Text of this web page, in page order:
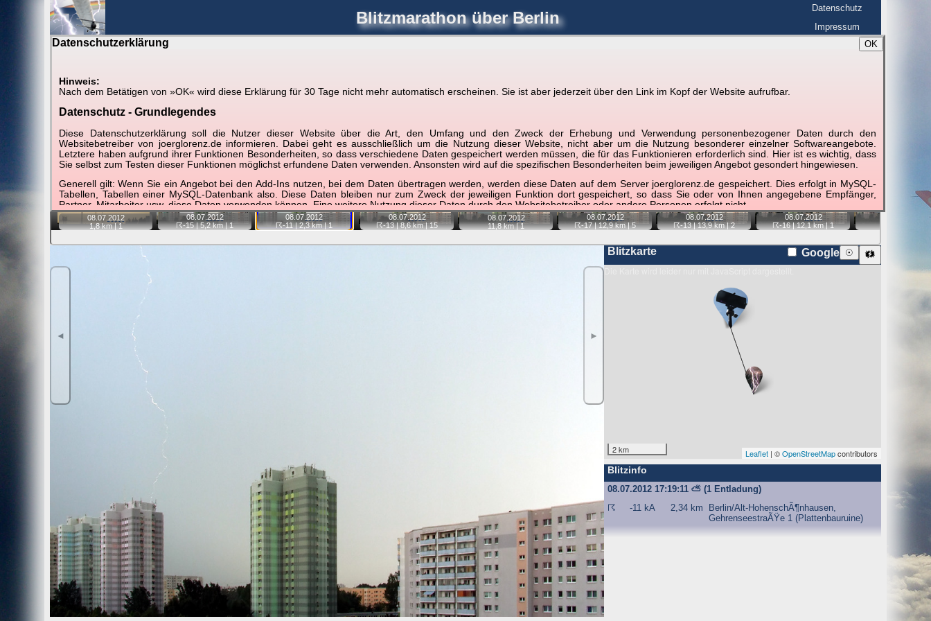
OK
Datenschutzerklärung
Hinweis:
Nach dem Betätigen von »OK« wird diese Erklärung für 30 Tage nicht mehr automatisch erscheinen. Sie ist aber jederzeit über den Link im Kopf der Website aufrufbar.
Datenschutz - Grundlegendes
Diese Datenschutzerklärung soll die Nutzer dieser Website über die Art, den Umfang und den Zweck der Erhebung und Verwendung personenbezogener Daten durch den
Websitebetreiber von joerglorenz.de informieren. Dabei geht es ausschließlich um die Nutzung dieser Website, nicht aber um die Nutzung besonderer einzelner Softwareangebote.
Letztere haben aufgrund ihrer Funktionen Besonderheiten, so dass verschiedene Daten gespeichert werden müssen, die für das Funktionieren erforderlich sind. Hier ist es wichtig, dass
Sie selbst zum Testen dieser Funktionen möglichst erfundene Daten verwenden. Ansonsten wird auf die spezifischen Besonderheiten beim jeweiligen Angebot gesondert hingewiesen.
Generell gilt: Wenn Sie ein Angebot bei den Add-Ins nutzen, bei dem Daten übertragen werden, werden diese Daten auf dem Server joerglorenz.de gespeichert. Dies erfolgt in MySQL-
Tabellen, Tabellen einer MySQL-Datenbank also. Diese Daten bleiben nur zum Zweck der jeweiligen Funktion dort gespeichert, so dass Sie oder von Ihnen angegebene Empfänger,
Partner, Mitarbeiter usw. diese Daten verwenden können. Eine weitere Nutzung dieser Daten durch den Websitebetreiber oder andere Personen erfolgt nicht.
Der Websitebetreiber nimmt Ihren Datenschutz sehr ernst und behandelt Ihre personenbezogenen Daten vertraulich und entsprechend der gesetzlichen Vorschriften. Da durch neue
Datenschutzerklärung in regelmäßigen Abständen wieder durchzulesen.
Definitionen der verwendeten Begriffe (z.B. “personenbezogene Daten” oder “Verarbeitung”) finden Sie in Art. 4 DSGVO.
Wir, der Websitebetreiber bzw. Seitenprovider, erheben aufgrund unseres berechtigten Interesses (s. Art. 6 Abs. 1 lit. f. DSGVO) Daten über Zugriffe auf die Website und speichern diese
als „Server-Logfiles“ auf dem Server der Website ab. Folgende Daten werden so protokolliert:
Besuchte Website und besuchte Webseite
Uhrzeit zum Zeitpunkt des Zugriffes
Menge der gesendeten Daten in Byte
Quelle/Verweis, von welchem Sie auf die Seite gelangten
Verwendeter Browser
Verwendetes Betriebssystem
Verwendete IP-Adresse
DSGVO und Log-Daten: Welche Daten wir von Deinen Website-Besuchern erheben und warum
Der Websitebetreiber zeichnet die o. g. Daten selbst auf und speichert sie für einige Zeit - aus Sicherheitsgründen um Angriffe zu erkennen, um z. B. Missbrauchsfälle aufklären zu
können und zur Qualitätssicherung um festzustellen, welche Seiten von wo wie oft aufgerufen werden. Müssen Daten aus Beweisgründen aufgehoben werden, sind sie solange von der
Löschung ausgenommen bis der Vorfall endgültig geklärt ist.
Reichweitenmessung & Cookies
Eine Reichweitenmessung in diesem Sinne erfolgt durch den Websitebetreiber nicht, es werden nur die Aufrufzahlen der Website und der Webseiten auf der Basis der Logfiles ohne
direkte Verbindung zu Besuchern ausgewertet.
Bei Cookies handelt es sich um kleine Dateien, welche auf Ihrem Endgerät gespeichert werden. Ihr Browser greift auf diese Dateien zu.
Diese Website verwendet ausschließlich einen Cookie mit einer ID (zufällige Zeichenfolge, PHPSESSID), damit Sie beim aktuellen Besuch der Website durch die einzelnen Seiten
identifiziert werden können. Andere Daten als die ID sind nicht enthalten; der Cookie verfällt sofort mit dem Beenden der Browsersitzung. Benötigt wird der Cookie allerdings auch nur,
Blitzmarathonüber Berlin
joerglorenz.de
Datenschutz
Impressum
Gewitter über Berlin: 08.07.2012
Karte
Tipp:Auf der Karte beim Einzelfoto können Sie auf ihre Position tippen und sehen, wie weit die gewählte Position zu den Blitzen auf dem Foto bzw. im
Video entfernt ist. Quelle der Blitzdaten:kachelmannwetter . Doppelklick auf Thumb zum Anzeigen.
📷
08.07. 2012
1,8 km |1
📷
08.07. 2012
☈-15| 5,2 km |1
📷
08.07. 2012
☈-11| 2,3 km |1
📷
08.07.2012
☈-13| 8,6 km |15
📷
08.07.2012
11,8 km |1
📷
08.07.2012
☈-17| 12,9 km |5
📷
08.07.2012
☈-13| 13,9 km |2
📷
08.07.2012
☈-16| 12,1 km |1
📷
◄ ►
Blitzkarte 🗱
☉
Google
2 km Leaflet | ©OpenStreetMapcontributors
Blitzinfo
08.07.2012 17:19:11 ⛅ (1 Entladung)
☈
-11 kA 2,34 km
Berlin/Alt-HohenschÃ¶nhausen,
GehrenseestraÃŸe 1 (Plattenbauruine)